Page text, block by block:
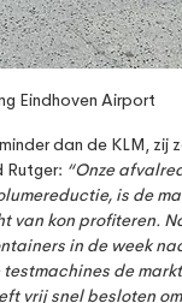
Eindhoven Airport
dan de KLM,
“Onze
is de
van kon profiteren.
in de week
de
vrij snel besloten